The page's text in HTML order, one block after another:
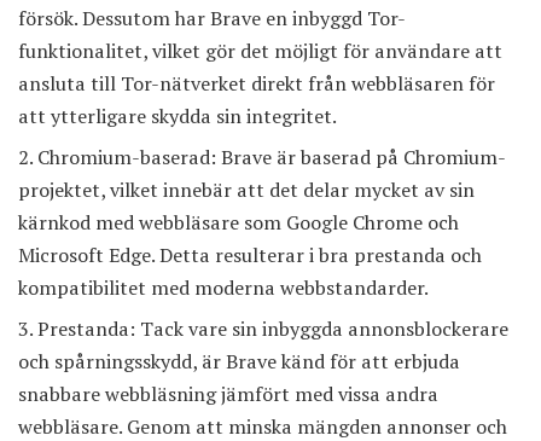
försök. Dessutom har Brave en inbyggd Tor-
funktionalitet, vilket gör det möjligt för användare att
ansluta till Tor-nätverket direkt från webbläsaren för
att ytterligare skydda sin integritet.
Chromium-baserad: Brave är baserad på Chromium-
projektet, vilket innebär att det delar mycket av sin
kärnkod med webbläsare som Google Chrome och
Microsoft Edge. Detta resulterar i bra prestanda och
kompatibilitet med moderna webbstandarder.
Prestanda: Tack vare sin inbyggda annonsblockerare
och spårningsskydd, är Brave känd för att erbjuda
snabbare webbläsning jämfört med vissa andra
webbläsare. Genom att minska mängden annonser och